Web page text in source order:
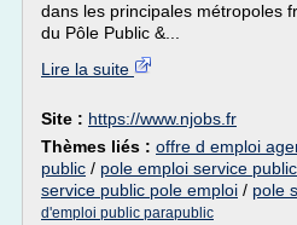
dans les principales métropoles
du Pôle Public &...
Lire la suite
Site : https://www.njobs.fr
Thèmes liés : offre d emploi
public / pole emploi service
service public pole emploi / pole
d'emploi public parapublic